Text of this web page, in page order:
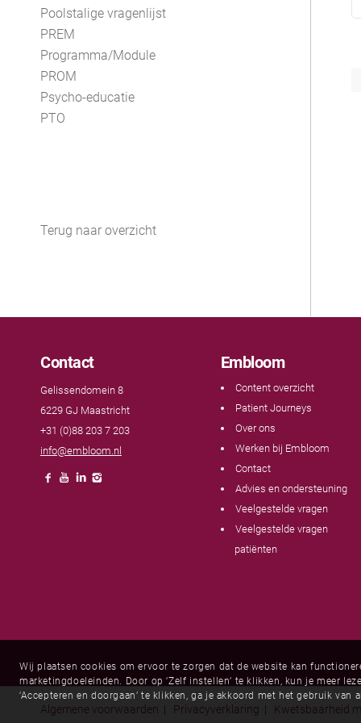
Poolstalige vragenlijst
PREM
Programma/Module
PROM
Psycho-educatie
PTO
Terug naar overzicht
Contact
Gelissendomein 8
6229 GJ Maastricht
+31 (0)88 203 7 203
info@embloom.nl
Embloom
Content overzicht
Patient Journeys
Over ons
Werken bij Embloom
Contact
Advies en ondersteuning
Veelgestelde vragen
Veelgestelde vragen
patiënten
Algemene voorwaarden | Privacyverklaring | Kwetsbaarheid
Wij plaatsen cookies om ervoor te zorgen dat de website kan
marketingdoeleinden. Door op ‘Zelf instellen’ te klikken, kun je meer
‘Accepteren en doorgaan’ te klikken, ga je akkoord met het gebruik van